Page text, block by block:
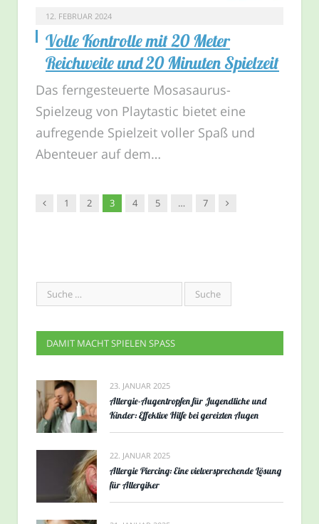
12. FEBRUAR 2024
Volle Kontrolle mit 20 Meter
Reichweite und 20 Minuten Spielzeit
Das ferngesteuerte Mosasaurus-
Spielzeug von Playtastic bietet eine
aufregende Spielzeit voller Spaß und
Abenteuer auf dem…
Vorgänger
1 2 3 4 5 … 7 Nachfolger
DAMIT MACHT SPIELEN SPASS
23. JANUAR 2025
Allergie-Augentropfen für Jugendliche und
Kinder: Effektive Hilfe bei gereizten Augen
22. JANUAR 2025
Allergie Piercing: Eine vielversprechende Lösung
für Allergiker